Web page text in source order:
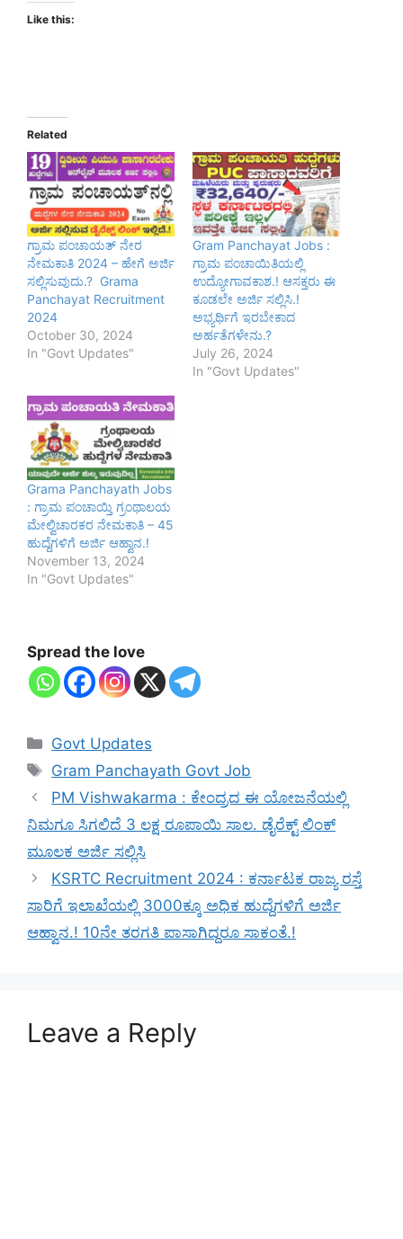
Like this:
Related
ಗ್ರಾಮ ಪಂಚಾಯತ್ ನೇರ
ನೇಮಕಾತಿ 2024 – ಹೇಗೆ ಅರ್ಜಿ
ಸಲ್ಲಿಸುವುದು.? Grama
Panchayat Recruitment
2024
October 30, 2024
In "Govt Updates"
Gram Panchayat Jobs :
ಗ್ರಾಮ ಪಂಚಾಯಿತಿಯಲ್ಲಿ
ಉದ್ಯೋಗಾವಕಾಶ.! ಆಸಕ್ತರು ಈ
ಕೂಡಲೇ ಅರ್ಜಿ ಸಲ್ಲಿಸಿ.!
ಅಭ್ಯರ್ಥಿಗೆ ಇರಬೇಕಾದ
ಅರ್ಹತೆಗಳೇನು.?
July 26, 2024
In "Govt Updates"
Grama Panchayath Jobs
: ಗ್ರಾಮ ಪಂಚಾಯ್ತಿ ಗ್ರಂಥಾಲಯ
ಮೇಲ್ವಿಚಾರಕರ ನೇಮಕಾತಿ – 45
ಹುದ್ದೆಗಳಿಗೆ ಅರ್ಜಿ ಆಹ್ವಾನ.!
November 13, 2024
In "Govt Updates"
Spread the love
Categories
Govt Updates
Tags
Gram Panchayath Govt Job
PM Vishwakarma : ಕೇಂದ್ರದ ಈ ಯೋಜನೆಯಲ್ಲಿ
ನಿಮಗೂ ಸಿಗಲಿದೆ 3 ಲಕ್ಷ ರೂಪಾಯಿ ಸಾಲ. ಡೈರೆಕ್ಟ್ ಲಿಂಕ್
ಮೂಲಕ ಅರ್ಜಿ ಸಲ್ಲಿಸಿ
KSRTC Recruitment 2024 : ಕರ್ನಾಟಕ ರಾಜ್ಯ ರಸ್ತೆ
ಸಾರಿಗೆ ಇಲಾಖೆಯಲ್ಲಿ 3000ಕ್ಕೂ ಅಧಿಕ ಹುದ್ದೆಗಳಿಗೆ ಅರ್ಜಿ
ಆಹ್ವಾನ.! 10ನೇ ತರಗತಿ ಪಾಸಾಗಿದ್ದರೂ ಸಾಕಂತೆ.!
Leave a Reply